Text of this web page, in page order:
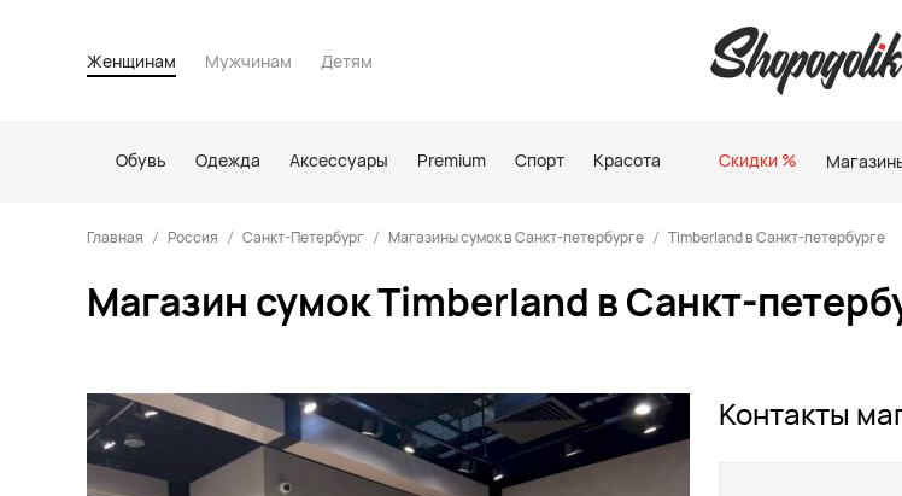
Женщинам Мужчинам Детям
Обувь Одежда Аксессуары Premium Спорт Красота Скидки %
Главная Россия Санкт-Петербург Магазины сумок в Санкт-петербурге Timberland в Санкт-петербурге
Магазин сумок Timberland в Санкт-
Контакты